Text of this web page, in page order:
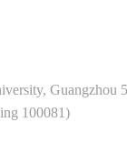
Guangzhou
100081)